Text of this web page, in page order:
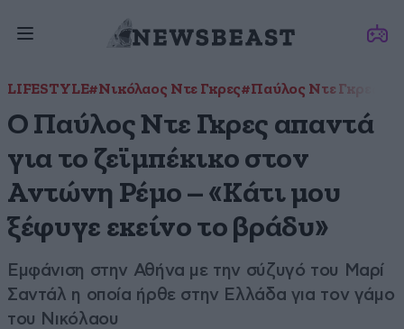
LIFESTYLE#Νικόλαος Ντε Γκρες#Παύλος Ντε Γκρες
Ο Παύλος Ντε Γκρες απαντά
για το ζεϊμπέκικο στον
Αντώνη Ρέμο – «Κάτι μου
ξέφυγε εκείνο το βράδυ»
Εμφάνιση στην Αθήνα με την σύζυγό του Μαρί
Σαντάλ η οποία ήρθε στην Ελλάδα για τον γάμο
του Νικόλαου